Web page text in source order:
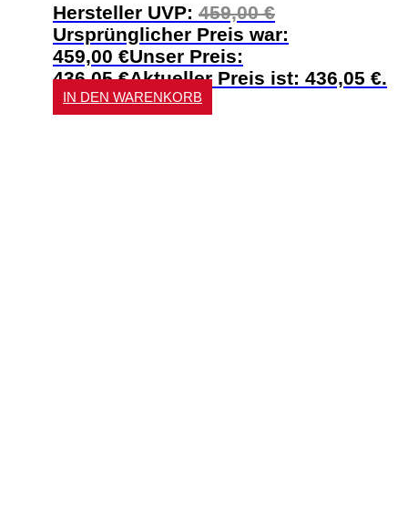
Hersteller UVP: 459,00€
Ursprünglicher Preis war:
459,00 €Unser Preis:
436,05€Aktueller Preis ist: 436,05 €.
IN DEN WARENKORB